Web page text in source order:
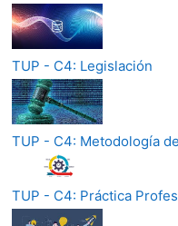
TUP - C4: Legislación
TUP - C4: Metodología
TUP - C4: Práctica